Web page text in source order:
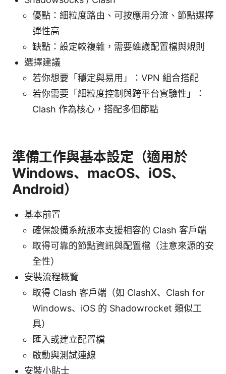
優點：細粒度路由、可按應用分流、節點選擇
彈性高
缺點：設定較複雜，需要維護配置檔與規則
選擇建議
若你想要「穩定與易用」：VPN 組合搭配
若你需要「細粒度控制與跨平台實驗性」：
Clash 作為核心，搭配多個節點
準備工作與基本設定（適用於
Windows、macOS、iOS、
Android）
基本前置
確保設備系統版本支援相容的 Clash 客戶端
取得可靠的節點資訊與配置檔（注意來源的安
全性）
安裝流程概覽
取得 Clash 客戶端（如 ClashX、Clash for
Windows、iOS 的 Shadowrocket 類似工
具）
匯入或建立配置檔
啟動與測試連線
安裝小貼士